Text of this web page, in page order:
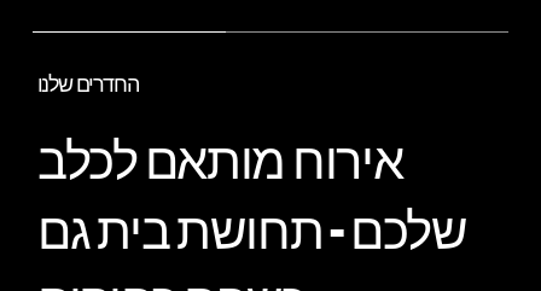
החדרים שלנו
אירוח מותאם לכלב
שלכם - תחושת בית גם